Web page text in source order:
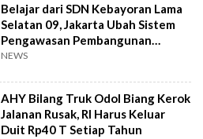
Belajar dari SDN Kebayoran Lama
Selatan 09, Jakarta Ubah Sistem
Pengawasan Pembangunan
Sekolah
NEWS
AHY Bilang Truk Odol Biang Kerok
Jalanan Rusak, RI Harus Keluar
Duit Rp40 T Setiap Tahun